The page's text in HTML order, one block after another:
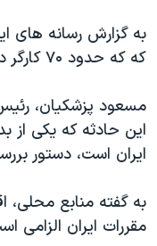
به گزارش رسانه های
که که حدود ۷۰ کارگر داخل معدن بودند.
مسعود پزشکیان،
این حادثه که یکی از
ایران است، دستور
به گفته منابع محلی،
مقررات ایران